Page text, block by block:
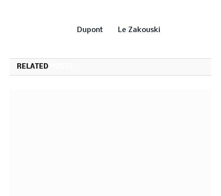
Dupont
Le Zakouski
RELATED